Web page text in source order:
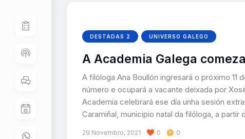
DESTADAS 2 UNIVERSO GALEGO
A Academia Galega
A filóloga Ana Boullón ingresará o próximo
número e ocupará a vacante deixada por
Academia celebrará ese día unha sesión
Caramiñal, municipio natal da filóloga, a partir
29 Novembro, 2021 0 0